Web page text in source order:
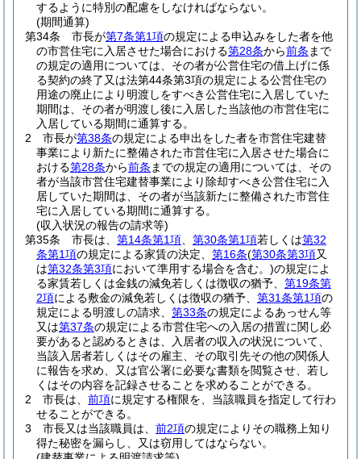
するように特別の配慮をしなければならない。
(期間通算)
第34条
市長が第7条第1項の規定による申込みをした者を他
の市営住宅に入居させた場合における第28条から前条 まで
の規定の適用については、その者が公営住宅の借上げに係
る契約の終了又は法第44条第3項の規定による公営住宅の
用途の廃止により明渡しをすべき公営住宅に入居していた
期間は、その者が明渡し後に入居した当該他の市営住宅に
入居している期間に通算する。
2
市長が第38条の規定による申出をした者を市営住宅建替
事業により新たに整備された市営住宅に入居させた場合に
おける第28条から前条 までの規定の適用については、その
者が当該市営住宅建替事業により除却すべき公営住宅に入
居していた期間は、その者が当該新たに整備された市営住
宅に入居している期間に通算する。
(収入状況の報告の請求等)
第35条
市長は、 第14条第1項 第30条第1項若しくは第32
条第1項の規定による家賃の決定、 第16条(第30条第3項又
は第32条第3項において準用する場合を含む。)の規定によ
る家賃若しくは金銭の減免若しくは徴収の猶予、 第19条第
2項による敷金の減免若しくは徴収の猶予、 第31条第1項の
規定による明渡しの請求、 第33条の規定によるあっせん等
又は第37条の規定による市営住宅への入居の措置に関し必
要があると認めるときは、入居者の収入の状況について、
当該入居者若しくはその雇主、その取引先その他の関係人
に報告を求め、又は官公署に必要な書類を閲覧させ、若し
くはその内容を記録させることを求めることができる。
2
市長は、 前項に規定する権限を、当該職員を指定して行わ
せることができる。
3
市長又は当該職員は、 前2項の規定によりその職務上知り
得た秘密を漏らし、又は窃用してはならない。